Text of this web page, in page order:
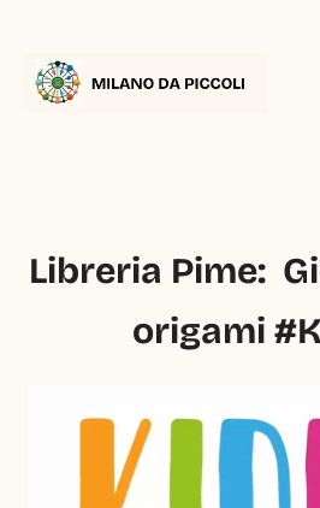
Libreria Pime:
origami